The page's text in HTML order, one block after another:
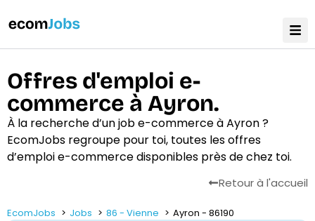
Offres d'emploi e-
commerce à Ayron.
À la recherche d’un job e-commerce à Ayron ?
EcomJobs regroupe pour toi, toutes les offres
d’emploi e-commerce disponibles près de chez toi.
Retour à l'accueil
EcomJobs Jobs 86 - Vienne Ayron - 86190